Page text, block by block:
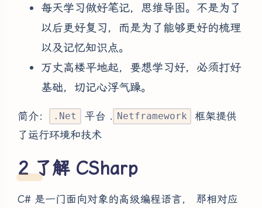
每天学习做好笔记，思维导图。不是为了
以后更好复习，而是为了能够更好的梳理
以及记忆知识点。
万丈高楼平地起，要想学习好，必须打好
基础，切记心浮气躁。
简介： .Net 平台 . Netframework
框架提供
了运行环境和技术
了解 CSharp
C# 是一门面向对象的高级编程语言， 那相对应